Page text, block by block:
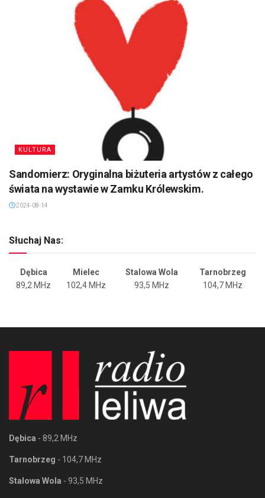
KULTURA
Sandomierz: Oryginalna biżuteria artystów z całego
świata na wystawie w Zamku Królewskim.
2024-08-14
Słuchaj Nas:
Dębica Mielec Stalowa Wola
Tarnobrzeg
89,2 MHz
102,4 MHz 93,5 MHz 104,7 MHz
Dębica - 89,2 MHz
Tarnobrzeg - 104,7 MHz
Stalowa Wola - 93,5 MHz